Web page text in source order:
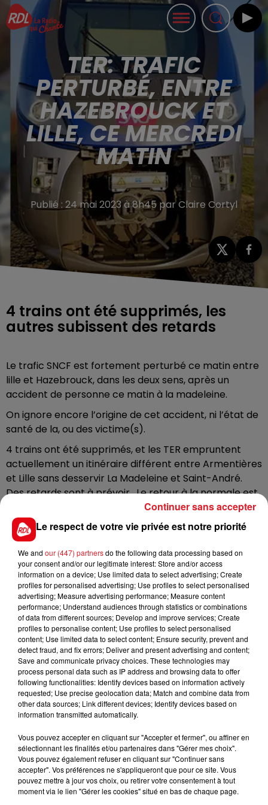
TER: TRAFIC
PERTURBÉ, ENTRE
HAZEBROUCK ET
LILLE, CE MERCREDI
MATIN
Publié : 24 mai 2023 à 8h45 par Claire Cortyl
4 trains ont été supprimés, les
autres subissent des retards
Le trafic SNCF est fortement perturbé ce matin entre
lille et Hazebrouck, dans les deux sens, après un
accident de personne ce matin à la madeleine.
On ignore encore l’origine de cet accident, ni l’état de
santé de la, ou des victime(s).
4 trains ont été supprimés, et les TER empruntent
actuellement un itinéraire différent entre Armentières
et Lille sans desservir La Madeleine et Saint-André.
Des retards sont à prévoir. Le retour à la normale est
FIL D'ACTUS
15 juillet 2026
BÉTHUNE: ENQUÊTE POUR HOMICIDE
VOLONTAIRE EN COURS, APRÈS LA...
Selon les premiers éléments, le logement servait
à des prostituées
Le respect de votre vie privée est notre priorité
We and our (447) partnersdo the following data processing based on
your consent and/or our legitimate interest: Store and/or access
information on a device; Use limited data to select advertising; Create
profiles for personalised advertising; Use profiles to select personalised
advertising; Measure advertising performance; Measure content
performance; Understand audiences through statistics or combinations
of data from different sources; Develop and improve services; Create
profiles to personalise content; Use profiles to select personalised
content; Use limited data to select content; Ensure security, prevent and
detect fraud, and fix errors; Deliver and present advertising and content;
Save and communicate privacy choices. These technologies may
process personal data such as IP address and browsing data to offer
following functionalities: Identify devices based on information actively
requested; Use precise geolocation data; Match and combine data from
other data sources; Link different devices; Identify devices based on
information transmitted automatically.
Vous pouvez accepter en cliquant sur "Accepter et fermer", ou affiner en
sélectionnant les finalités et/ou partenaires dans "Gérer mes choix".
Vous pouvez également refuser en cliquant sur "Continuer sans
accepter". Vos préférences ne s'appliqueront que pour ce site. Vous
pouvez mettre à jour vos choix, ou retirer votre consentement à tout
moment via le lien "Gérer les cookies" situé en bas de chaque page.
Continuer sans accepter